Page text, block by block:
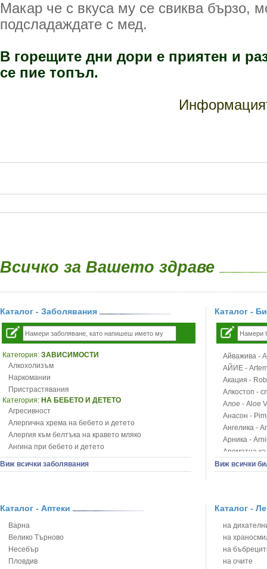
Макар че с вкуса му се свиква бързо,
подсладаждате с мед.
В горещите дни дори е приятен и
се пие топъл.
Всичко за Вашето здраве
Каталог - Заболявания
Категория: ЗАВИСИМОСТИ
Алкохолизъм
Наркомании
Пристрастявания
Категория: НА БЕБЕТО И ДЕТЕТО
Агресивност
Алергична хрема на бебето и детето
Алергия към белтъка на кравето мляко
Ангина при бебето и детето
Анемия при бебето и детето
Апетит - пълни деца
Бронхиална астма при бебето и детето
Варицела
Висока температура на бебето и детето
Възпаление на ушите на бебето и детето
Глисти
Виж всички заболявания
Каталог -
Айважива -
АЙИЕ -
Акация -
Алкостоп -
Алое - Aloe
Анасон -
Ангелика -
Арника -
Ароматна
Арония -
Блатен
Блян
Бобови
Божур -
Борови
Виж всички
Каталог - Аптеки
Варна
Велико Търново
Несебър
Пловдив
Каталог -
на
на
на
на очите